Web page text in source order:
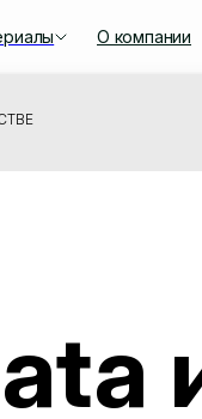
О компании